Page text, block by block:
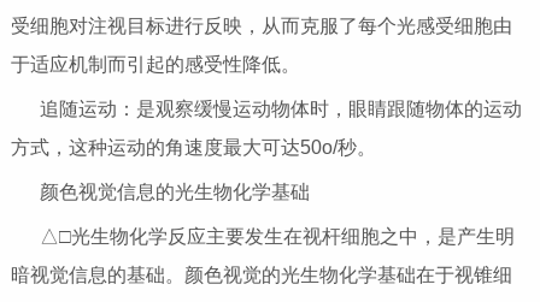
受细胞对注视目标进行反映，从而克服了每个光感受细胞由
于适应机制而引起的感受性降低。
追随运动：是观察缓慢运动物体时，眼睛跟随物体的运动
方式，这种运动的角速度最大可达50o/秒。
颜色视觉信息的光生物化学基础
△□光生物化学反应主要发生在视杆细胞之中，是产生明
暗视觉信息的基础。颜色视觉的光生物化学基础在于视锥细